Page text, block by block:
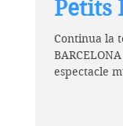
Petits
Continua la
espectacle